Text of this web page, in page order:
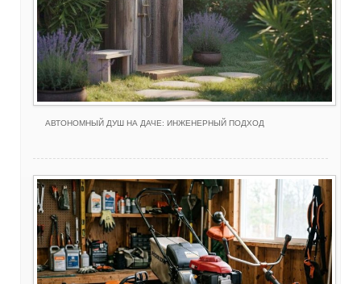
АВТОНОМНЫЙ ДУШ НА ДАЧЕ: ИНЖЕНЕРНЫЙ ПОДХОД